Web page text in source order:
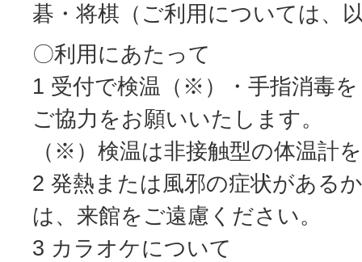
碁・将棋（ご利用については、
〇利用にあたって
1 受付で検温（※）・手指消毒
ご協力をお願いいたします。
（※）検温は非接触型の体温計
2 発熱または風邪の症状がある
は、来館をご遠慮ください。
3 カラオケについて